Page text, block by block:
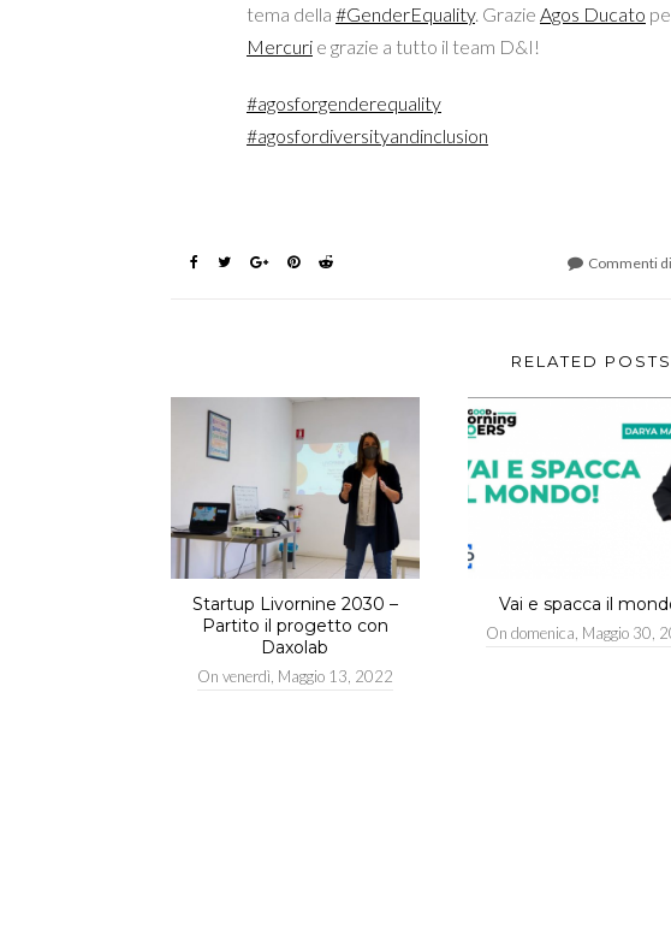
tema della #GenderEquality. Grazie Agos Ducato
Mercuri e grazie a tutto il team D&I!
#agosforgenderequality
#agosfordiversityandinclusion
Commenti
RELATED POSTS
Startup Livornine 2030 –
Partito il progetto con
Daxolab
On venerdì, Maggio 13, 2022
Vai e spacca il
On domenica, Maggio 30,